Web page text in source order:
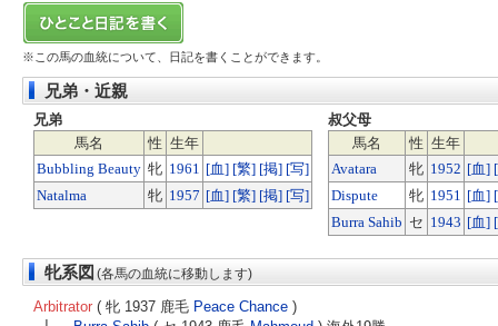
※この馬の血統について、日記を書くことができます。
兄弟・近親
兄弟
馬名
性 生年
Bubbling Beauty 牝 1961 [血] [繁] [掲] [写]
Natalma
牝 1957 [血] [繁] [掲] [写]
叔父母
馬名
性 生年
Avatara
牝 1952 [血]
Dispute
牝 1951 [血]
Burra Sahib セ 1943 [血]
牝系図 (各馬の血統に移動します)
Arbitrator ( 牝 1937 鹿毛 Peace Chance )